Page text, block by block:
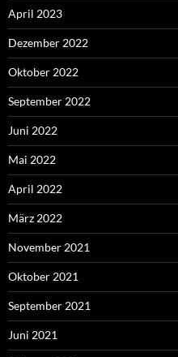
April 2023
Dezember 2022
Oktober 2022
September 2022
Juni 2022
Mai 2022
April 2022
März 2022
November 2021
Oktober 2021
September 2021
Juni 2021